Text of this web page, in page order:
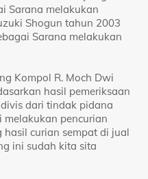
Sarana melakukan
Shogun tahun 2003
Sarana melakukan
Kompol R. Moch Dwi
hasil pemeriksaan
dari tindak pidana
pencurian
hasil curian sempat di jual
ini sudah kita sita